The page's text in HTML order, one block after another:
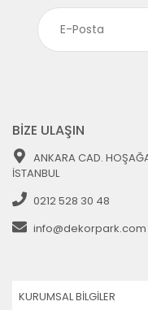
BİZE ULAŞIN
ANKARA CAD.
İSTANBUL
0212 528 30 48
info@dekorpark.com
KURUMSAL BİLGİLER